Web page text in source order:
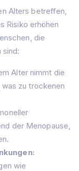
Alters betreffen,
Risiko erhöhen
die
sind:
Alter nimmt die
zu trockenen
der Menopause,
wie